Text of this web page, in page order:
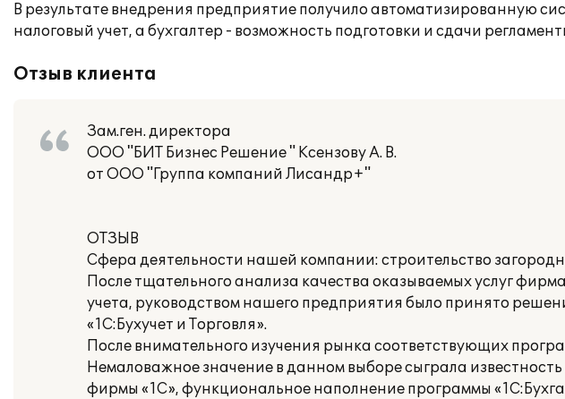
В результате внедрения предприятие получило автоматизированную
налоговый учет, а бухгалтер - возможность подготовки и сдачи
Отзыв клиента
Зам.ген. директора
ООО "БИТ Бизнес Решение " Ксензову А. В.
от ООО "Группа компаний Лисандр+"
ОТЗЫВ
Сфера деятельности нашей компании: строительство
После тщательного анализа качества оказываемых услуг
учета, руководством нашего предприятия было принято
«1С:Бухучет и Торговля».
После внимательного изучения рынка соответствующих
Немаловажное значение в данном выборе сыграла
фирмы «1С», функциональное наполнение программы